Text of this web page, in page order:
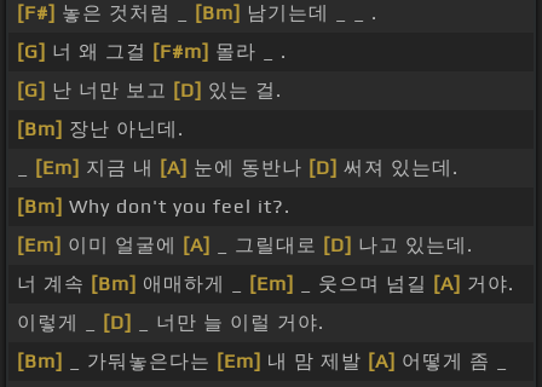
[F#] 놓은 것처럼 _ [Bm] 남기는데 _ _ .
[G] 너 왜 그걸 [F#m] 몰라 _ .
[G] 난 너만 보고 [D] 있는 걸.
[Bm] 장난 아닌데.
[Em] 지금 내 [A] 눈에 동반나 [D] 써져 있는데.
[Bm] Why don't you feel it?.
[Em] 이미 얼굴에 [A] _ 그릴대로 [D] 나고 있는데.
너 계속 [Bm] 애매하게 _ [Em] _ 웃으며 넘길 [A] 거야.
이렇게 _
[D]
_ 너만 늘 이럴 거야.
[Bm]
_ 가둬놓은다는 [Em] 내 맘 제발 [A] 어떻게 좀 _